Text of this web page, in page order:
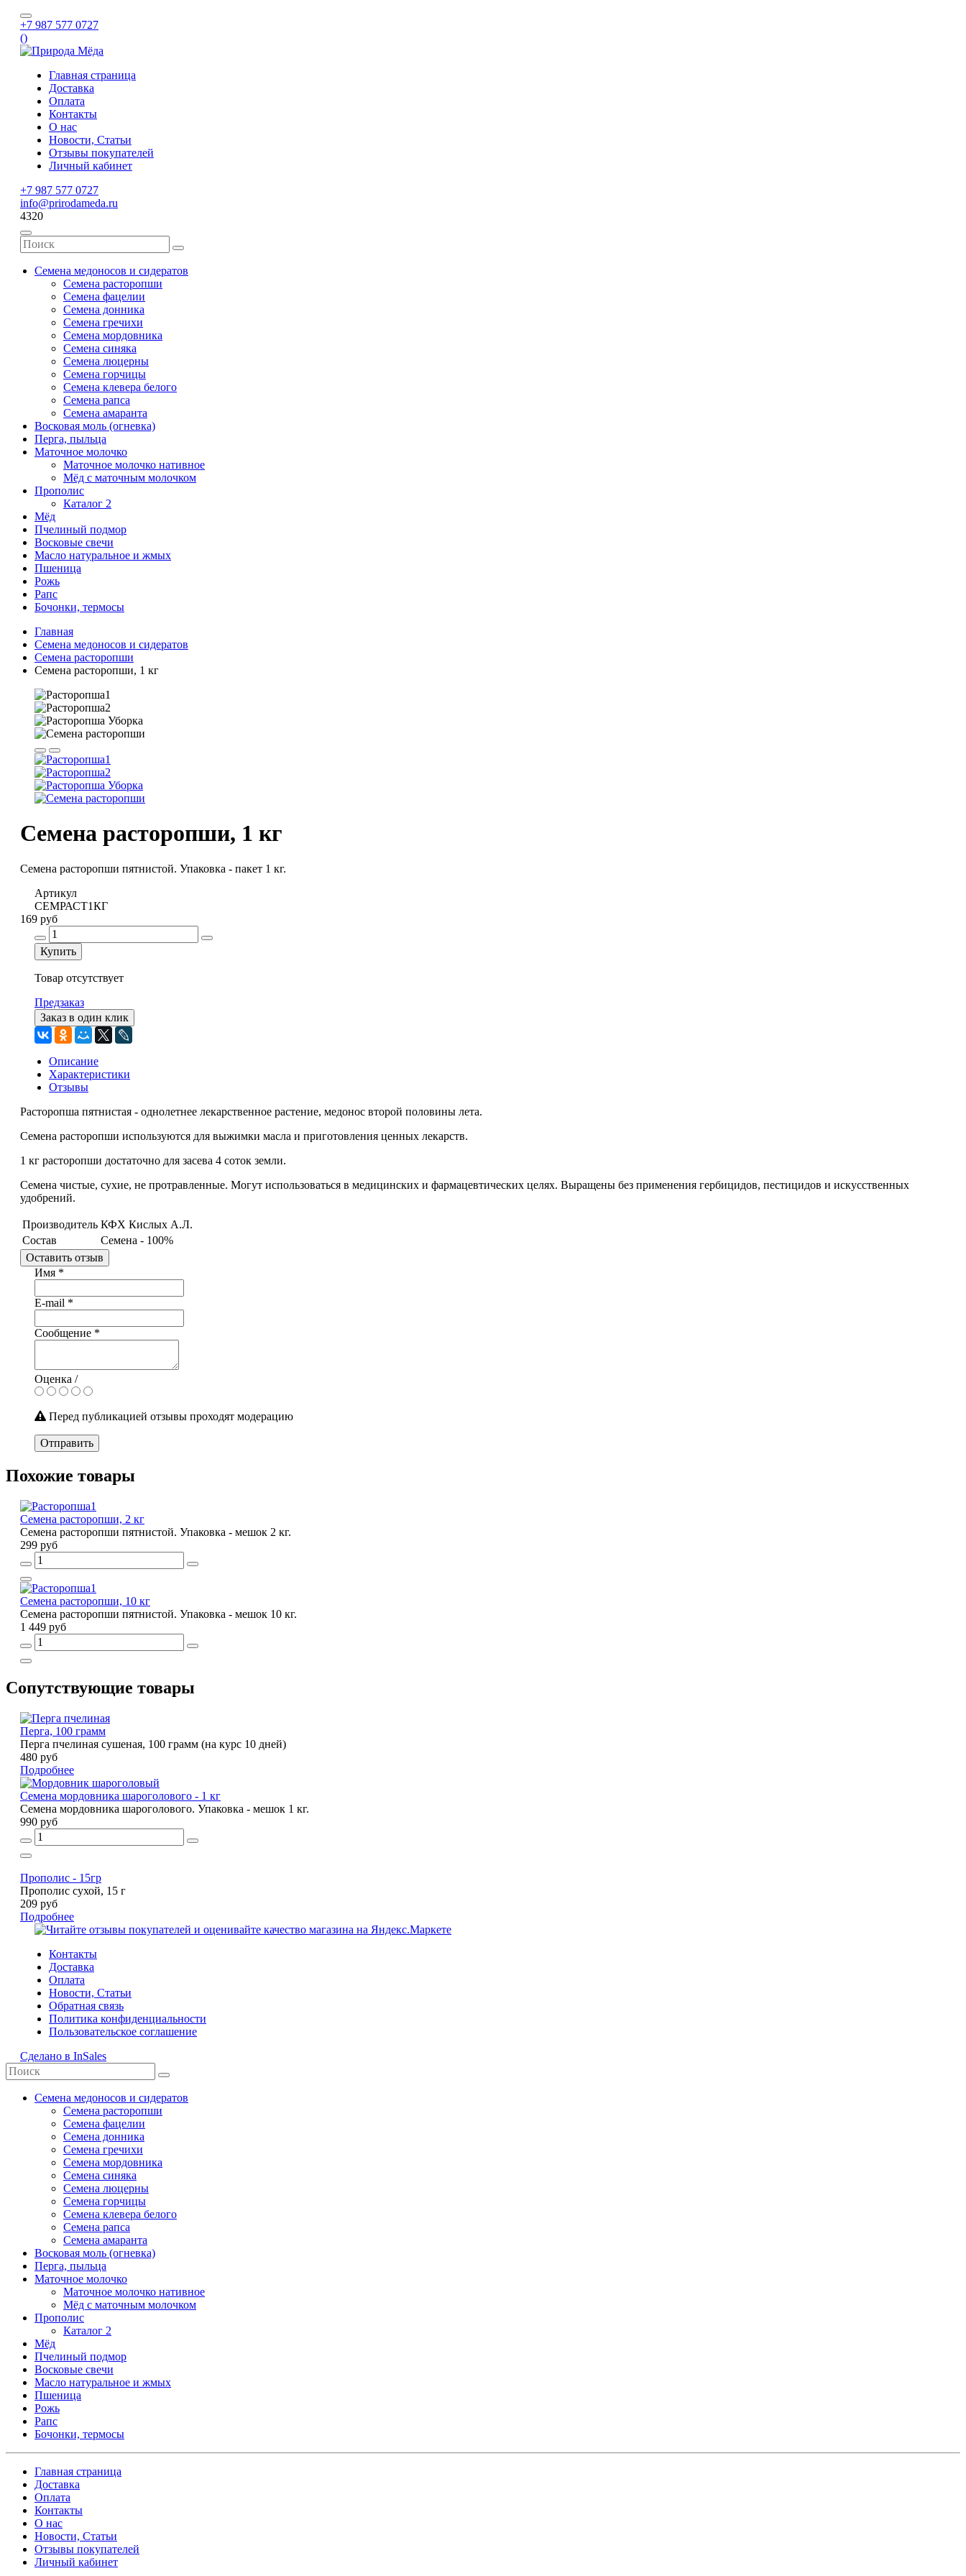
+7 987 577 0727
()
Главная страница
Доставка
Оплата
Контакты
О нас
Новости, Статьи
Отзывы покупателей
Личный кабинет
+7 987 577 0727
info@prirodameda.ru
4320
Семена медоносов и сидератов
Семена расторопши
Семена фацелии
Семена донника
Семена гречихи
Семена мордовника
Семена синяка
Семена люцерны
Семена горчицы
Семена клевера белого
Семена рапса
Семена амаранта
Восковая моль (огневка)
Перга, пыльца
Маточное молочко
Маточное молочко нативное
Мёд с маточным молочком
Прополис
Каталог 2
Мёд
Пчелиный подмор
Восковые свечи
Масло натуральное и жмых
Пшеница
Рожь
Рапс
Бочонки, термосы
Главная
Семена медоносов и сидератов
Семена расторопши
Семена расторопши, 1 кг
Семена расторопши, 1 кг
Семена расторопши пятнистой. Упаковка - пакет 1 кг.
Артикул
СЕМРАСТ1КГ
169 руб
Купить
Товар отсутствует
Предзаказ
Заказ в один клик
Описание
Характеристики
Отзывы
Расторопша пятнистая - однолетнее лекарственное растение, медонос второй половины лета.
Семена расторопши используются для выжимки масла и приготовления ценных лекарств.
1 кг расторопши достаточно для засева 4 соток земли.
Семена чистые, сухие, не протравленные. Могут использоваться в медицинских и фармацевтических целях. Выращены без применения гербицидов, пестицидов и искусственных
удобрений.
Производитель КФХ Кислых А.Л.
Состав
Семена - 100%
Оставить отзыв
Имя *
E-mail *
Сообщение *
Оценка /
Перед публикацией отзывы проходят модерацию
Отправить
Похожие товары
Семена расторопши, 2 кг
Семена расторопши пятнистой. Упаковка - мешок 2 кг.
299 руб
Семена расторопши, 10 кг
Семена расторопши пятнистой. Упаковка - мешок 10 кг.
1 449 руб
Сопутствующие товары
Перга, 100 грамм
Перга пчелиная сушеная, 100 грамм (на курс 10 дней)
480 руб
Подробнее
Семена мордовника шароголового - 1 кг
Семена мордовника шароголового. Упаковка - мешок 1 кг.
990 руб
Прополис - 15гр
Прополис сухой, 15 г
209 руб
Подробнее
Контакты
Доставка
Оплата
Новости, Статьи
Обратная связь
Политика конфиденциальности
Пользовательское соглашение
Сделано в InSales
Семена медоносов и сидератов
Семена расторопши
Семена фацелии
Семена донника
Семена гречихи
Семена мордовника
Семена синяка
Семена люцерны
Семена горчицы
Семена клевера белого
Семена рапса
Семена амаранта
Восковая моль (огневка)
Перга, пыльца
Маточное молочко
Маточное молочко нативное
Мёд с маточным молочком
Прополис
Каталог 2
Мёд
Пчелиный подмор
Восковые свечи
Масло натуральное и жмых
Пшеница
Рожь
Рапс
Бочонки, термосы
Главная страница
Доставка
Оплата
Контакты
О нас
Новости, Статьи
Отзывы покупателей
Личный кабинет